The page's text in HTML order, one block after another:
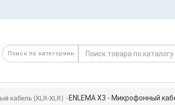
кабель (XLR-XLR) ENLEMA X3 - Микрофонный